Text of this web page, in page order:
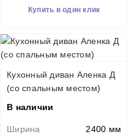
Купить в один клик
Кухонный диван Аленка Д
(со спальным местом)
В наличии
Ширина
2400 мм